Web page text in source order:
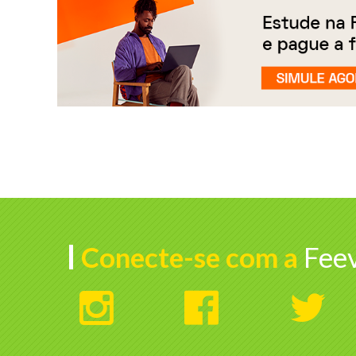
Conecte-se com a